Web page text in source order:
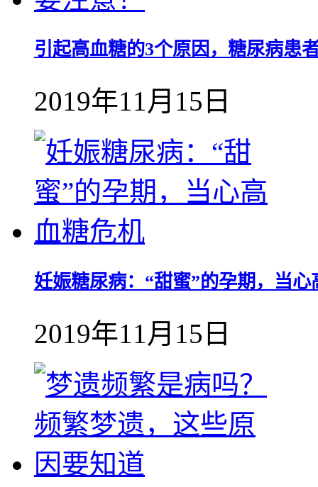
引起高血糖的3个原因，糖尿病患
2019年11月15日
妊娠糖尿病：“甜蜜”的孕期，当心
2019年11月15日